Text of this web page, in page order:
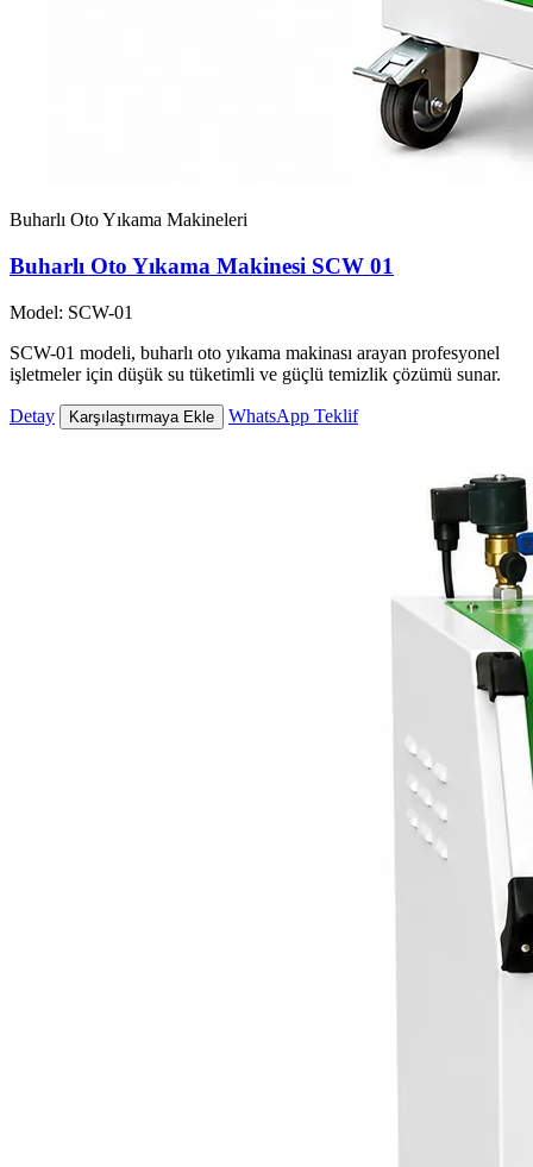
Buharlı Oto Yıkama Makineleri
Buharlı Oto Yıkama Makinesi SCW 01
Model: SCW-01
SCW-01 modeli, buharlı oto yıkama makinası arayan profesyonel
işletmeler için düşük su tüketimli ve güçlü temizlik çözümü sunar.
Detay Karşılaştırmaya Ekle WhatsApp Teklif